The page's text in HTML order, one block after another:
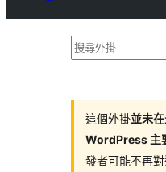
搜
這個外掛並未
WordPress 主
發者可能不再